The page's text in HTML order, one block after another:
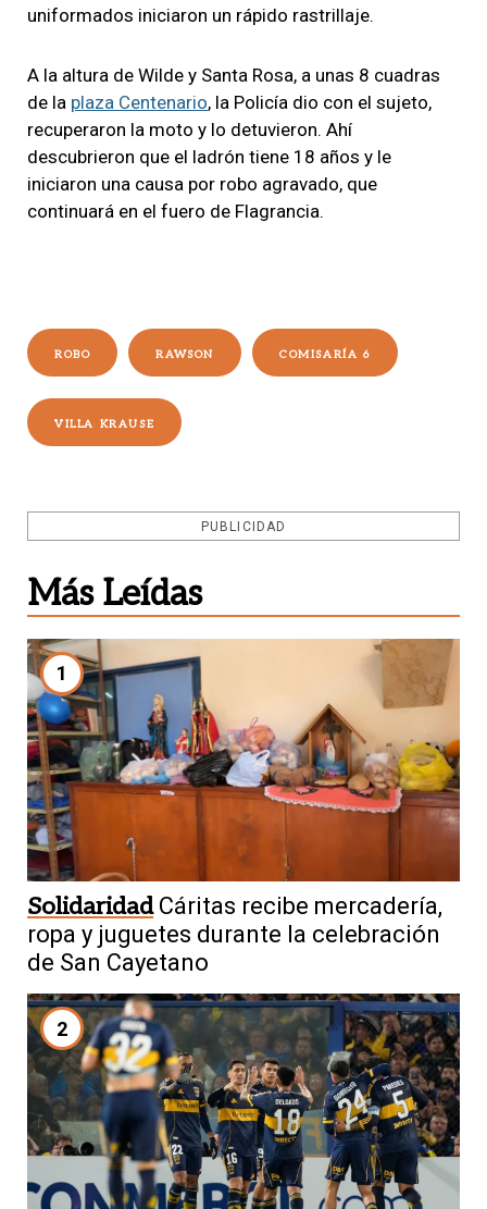
uniformados iniciaron un rápido rastrillaje.
A la altura de Wilde y Santa Rosa, a unas 8 cuadras
de la plaza Centenario, la Policía dio con el sujeto,
recuperaron la moto y lo detuvieron. Ahí
descubrieron que el ladrón tiene 18 años y le
iniciaron una causa por robo agravado, que
continuará en el fuero de Flagrancia.
ROBO RAWSON COMISARÍA 6
VILLA KRAUSE
PUBLICIDAD
Más Leídas
1
Solidaridad Cáritas recibe mercadería,
ropa y juguetes durante la celebración
de San Cayetano
2